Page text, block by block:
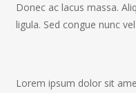
Donec ac lacus massa.
ligula. Sed congue nunc
Lorem ipsum dolor sit